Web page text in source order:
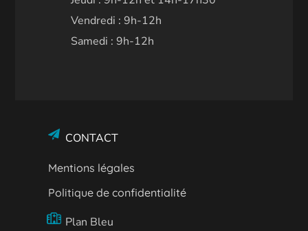
Vendredi : 9h-12h
Samedi : 9h-12h
CONTACT
Mentions légales
Politique de confidentialité
Plan Bleu